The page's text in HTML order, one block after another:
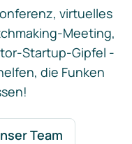
virtuelles
Meeting,
Startup-Gipfel -
die Funken
Team